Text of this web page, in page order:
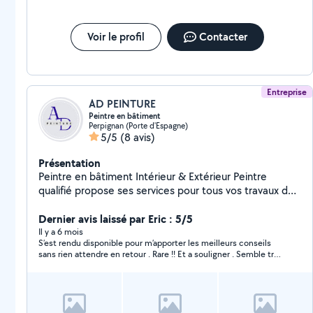
Voir le profil Contacter
Entreprise
AD PEINTURE
Peintre en bâtiment
Perpignan (Porte d'Espagne)
5/5 (8 avis)
Présentation
Peintre en bâtiment Intérieur & Extérieur Peintre
qualifié propose ses services pour tous vos travaux de
boiseries) Peinture extérieure (façades, volets,
portails) Rénovation, finitions soignées Travail sérieux
et propre. Devis gratuit.
Dernier avis laissé par Eric : 5/5
Il y a 6 mois
S’est rendu disponible pour m’apporter les meilleurs conseils
sans rien attendre en retour . Rare !! Et a souligner . Semble très